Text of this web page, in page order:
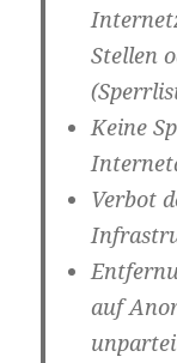
Stellen
(
Keine
Verbot
auf